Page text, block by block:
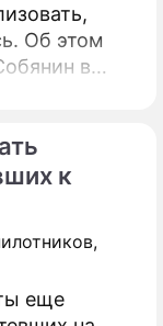
Об этом
в
в
к
еще